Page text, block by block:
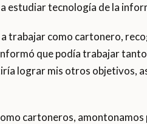
estudiar tecnología de la
trabajar como cartonero,
que podía trabajar
lograr mis otros objetivos,
cartoneros,